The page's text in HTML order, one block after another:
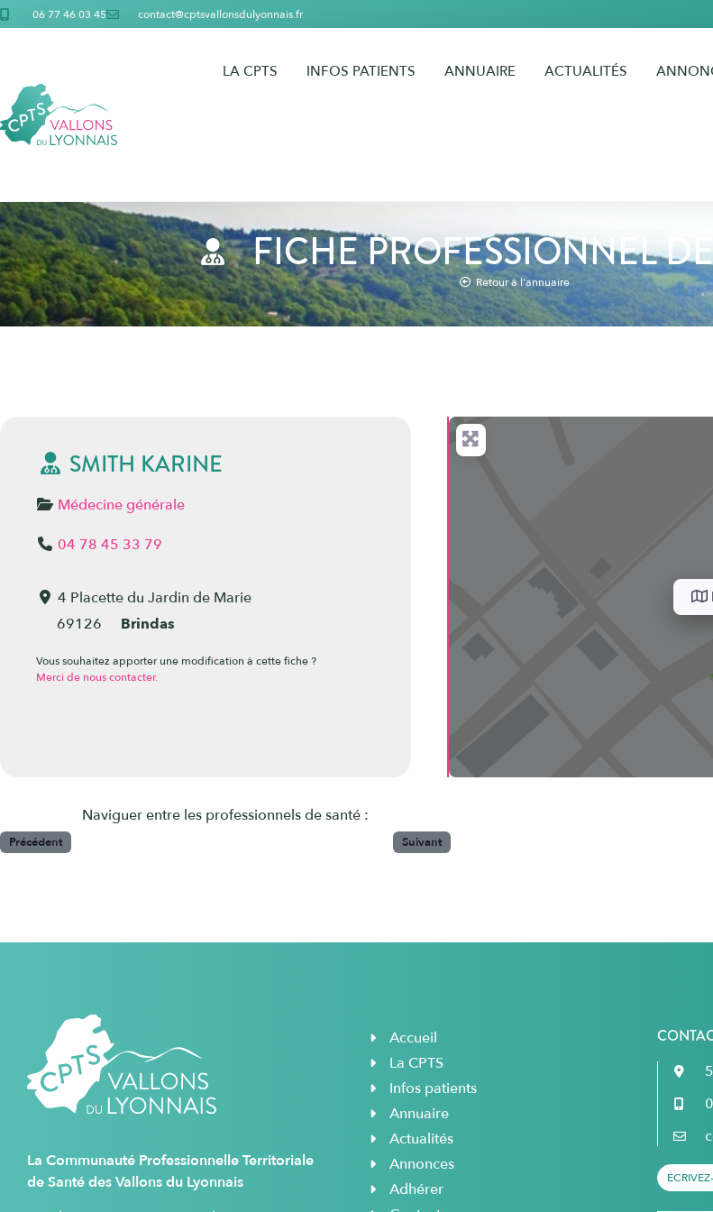
06 77 46 03 45 contact@cptsvallonsdulyonnais.fr
LA CPTS INFOS PATIENTS ANNUAIRE ACTUALITÉS
FICHE PROFESSIONNEL
Retour à l'annuaire
SMITH KARINE
Médecine générale
04 78 45 33 79
4 Placette du Jardin de Marie
69126
Brindas
Vous souhaitez apporter une modification à cette fiche ?
Merci de nous contacter.
Naviguer entre les professionnels de santé :
Précédent Suivant
La Communauté Professionnelle Territoriale
de Santé des Vallons du Lyonnais
Accueil
La CPTS
Infos patients
Annuaire
Actualités
Annonces
Adhérer